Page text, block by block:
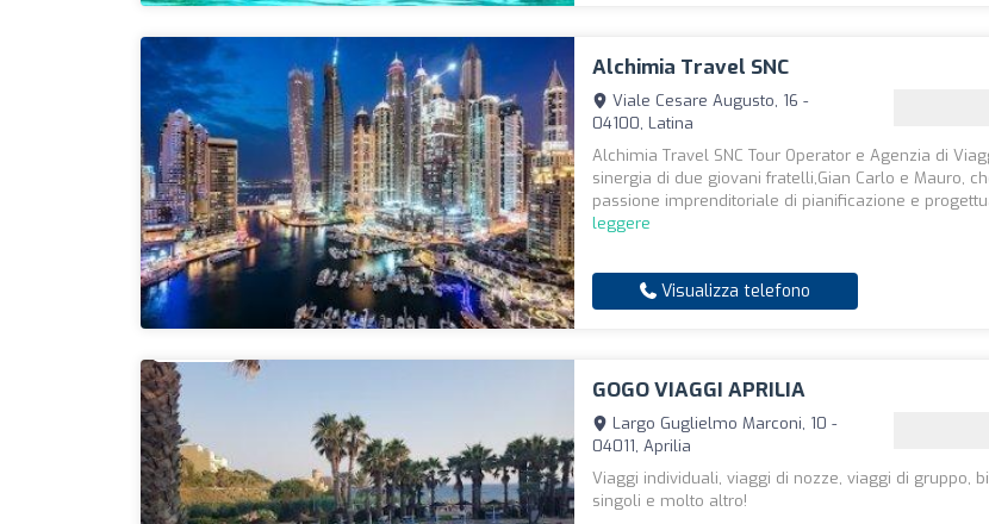
Alchimia Travel SNC
Viale Cesare Augusto, 16 -
04100, Latina
Alchimia Travel SNC Tour Operator e Agenzia di
sinergia di due giovani fratelli,Gian Carlo e Mauro,
passione imprenditoriale di pianificazione e
leggere
Visualizza telefono
GOGO VIAGGI APRILIA
Largo Guglielmo Marconi, 10 -
04011, Aprilia
Viaggi individuali, viaggi di nozze, viaggi di gruppo,
singoli e molto altro!